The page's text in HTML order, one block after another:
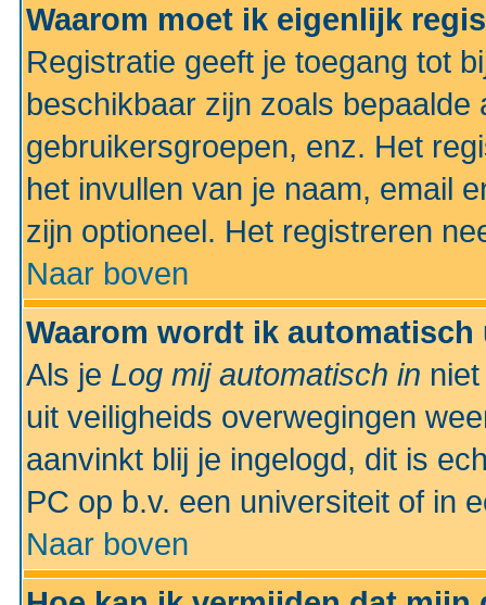
Waarom moet ik eigenlijk
Registratie geeft je toegang tot
beschikbaar zijn zoals
gebruikersgroepen, enz. Het
het invullen van je naam, email
zijn optioneel. Het registreren
Naar boven
Waarom wordt ik
Als je Log mij automatisch in
uit veiligheids overwegingen
aanvinkt blij je ingelogd, dit is
PC op b.v. een universiteit of in
Naar boven